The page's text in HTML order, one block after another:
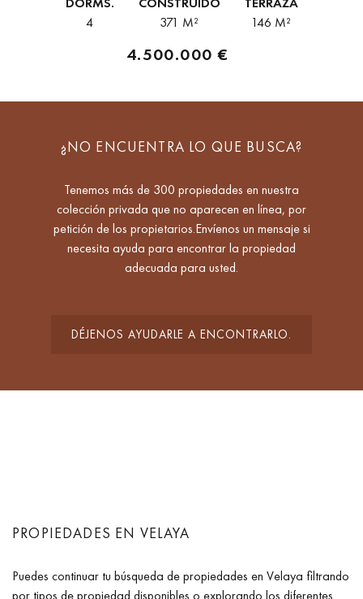
envidiable...
4
371 M²
146 M²
4.500.000 €
¿NO ENCUENTRA LO QUE BUSCA?
Tenemos más de 300 propiedades en nuestra
colección privada que no aparecen en línea, por
petición de los propietarios.Envíenos un mensaje si
necesita ayuda para encontrar la propiedad
adecuada para usted.
DÉJENOS AYUDARLE A ENCONTRARLO.
PROPIEDADES EN VELAYA
Puedes continuar tu búsqueda de propiedades en Velaya filtrando